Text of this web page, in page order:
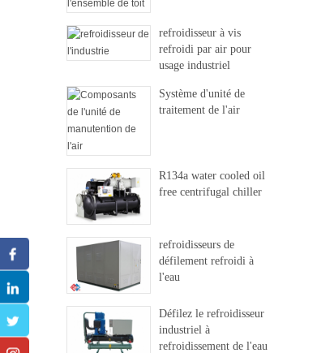
refroidisseur à vis
refroidi par air pour
usage industriel
Système d'unité de
traitement de l'air
R134a water cooled oil
free centrifugal chiller
refroidisseurs de
défilement refroidi à
l'eau
Défilez le refroidisseur
industriel à
refroidissement de l'eau